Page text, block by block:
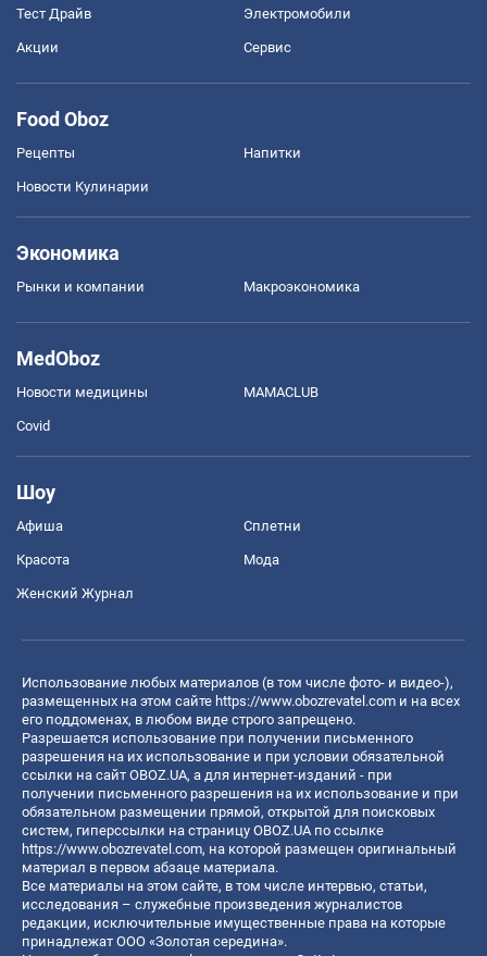
Тест Драйв Электромобили
Акции Сервис
Food Oboz
Рецепты Напитки
Новости Кулинарии
Экономика
Рынки и компании Mакроэкономика
MedOboz
Новости медицины MAMACLUB
Covid
Шоу
Афиша Сплетни
Красота Мода
Женский Журнал
Использование любых материалов (в том числе фото- и видео-),
размещенных на этом сайте https://www.obozrevatel.com и на всех
его поддоменах, в любом виде строго запрещено.
Разрешается использование при получении письменного
разрешения на их использование и при условии обязательной
ссылки на сайт OBOZ.UA, а для интернет-изданий - при
получении письменного разрешения на их использование и при
обязательном размещении прямой, открытой для поисковых
систем, гиперссылки на страницу OBOZ.UA по ссылке
https://www.obozrevatel.com, на которой размещен оригинальный
материал в первом абзаце материала.
Все материалы на этом сайте, в том числе интервью, статьи,
исследования – служебные произведения журналистов
редакции, исключительные имущественные права на которые
принадлежат ООО «Золотая середина».